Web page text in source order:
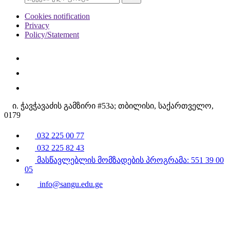
Cookies notification
Privacy
Policy/Statement
ი. ჭავჭავაძის გამზირი #53ა; თბილისი, საქართველო,
0179
032 225 00 77
032 225 82 43
მასწავლებლის მომზადების პროგრამა: 551 39 00
05
info@sangu.edu.ge